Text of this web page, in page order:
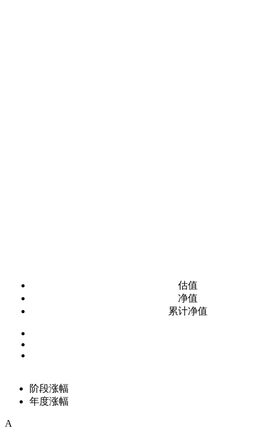
估值
净值
累计净值
阶段涨幅
年度涨幅
A